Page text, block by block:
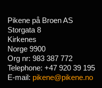
Pikene på Broen AS
Storgata 8
Kirkenes
Norge 9900
Org nr: 983 387 772
Telephone: +47 920 39 195
E-mail: pikene@pikene.no